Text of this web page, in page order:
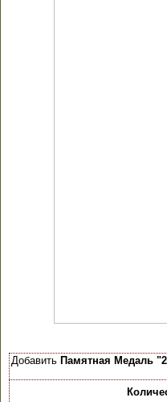
Добавить Памятная Медаль